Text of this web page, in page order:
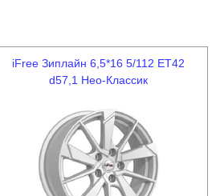
iFree Зиплайн 6,5*16 5/112 ET42
d57,1 Нео-Классик